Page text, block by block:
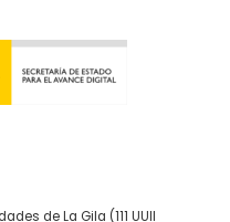
de La Gila (111 UUII